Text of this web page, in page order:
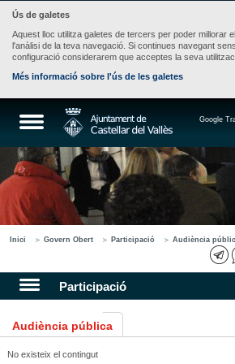
Ús de galetes
Aquest lloc utilitza galetes de tercers per poder millorar
l'anàlisi de la teva navegació. Si continues navegant
configuració considerarem que acceptes la seva
Més informació sobre l'ús de les galetes
Google
Inici Govern Obert Participació Audiència
Participació
Audiència pública
No existeix el contingut